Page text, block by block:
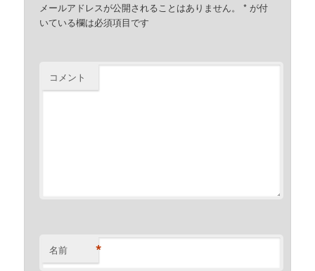
メールアドレスが公開されることはありません。 * が付
いている欄は必須項目です
コメント
名前 *